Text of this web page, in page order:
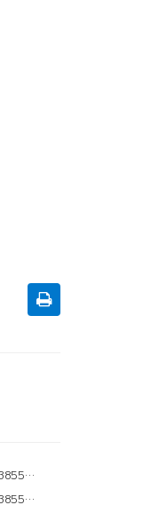
# 첨부 4.KakaoTalk_20260531_123638556_03.jpg
# 첨부 8.KakaoTalk_20260531_123638556_08.jpg